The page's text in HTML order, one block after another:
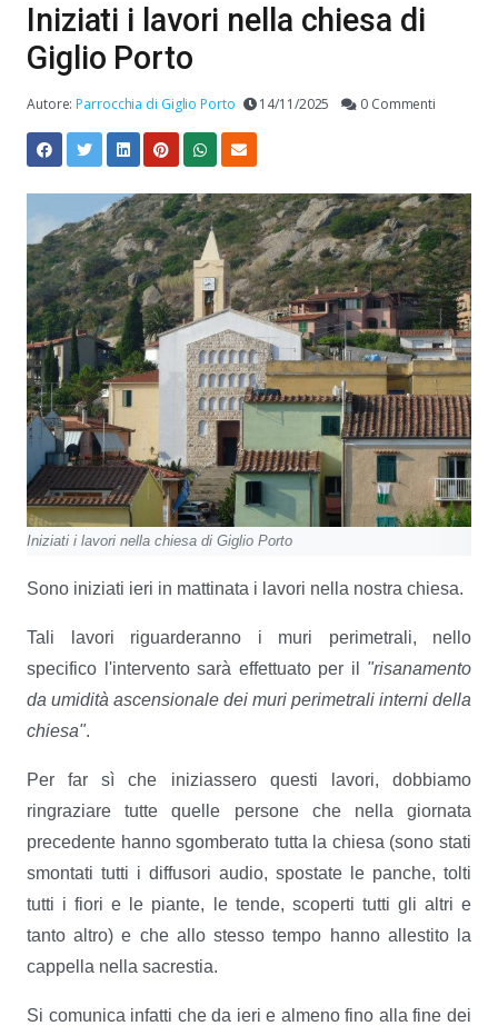
Iniziati i lavori nella chiesa di
Giglio Porto
Autore:Parrocchia di Giglio Porto 14/11/2025 0 Commenti
Iniziati i lavori nella chiesa di Giglio Porto
Sono iniziati ieri in mattinata i lavori nella nostra chiesa.
Tali lavori riguarderanno i muri perimetrali, nello
specifico l'intervento sarà effettuato per il "risanamento
da umidità ascensionale dei muri perimetrali interni della
chiesa".
Per far sì che iniziassero questi lavori, dobbiamo
ringraziare tutte quelle persone che nella giornata
precedente hanno sgomberato tutta la chiesa (sono stati
smontati tutti i diffusori audio, spostate le panche, tolti
tutti i fiori e le piante, le tende, scoperti tutti gli altri e
tanto altro) e che allo stesso tempo hanno allestito la
cappella nella sacrestia.
Si comunica infatti che da ieri e almeno fino alla fine dei